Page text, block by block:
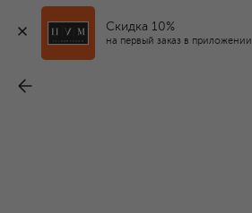
Скидка 10%
на первый заказ в приложении